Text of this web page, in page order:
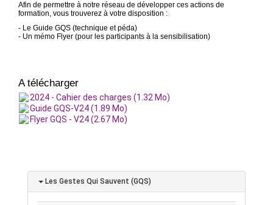
Afin de permettre à notre réseau de développer ces actions de
formation, vous trouverez à votre disposition :
- Le Guide GQS (technique et péda)
- Un mémo Flyer (pour les participants à la sensibilisation)
A télécharger
2024 - Cahier des charges (1.32 Mo)
Guide GQS-V24 (1.89 Mo)
Flyer GQS - V24 (2.67 Mo)
Les Gestes Qui Sauvent (GQS)